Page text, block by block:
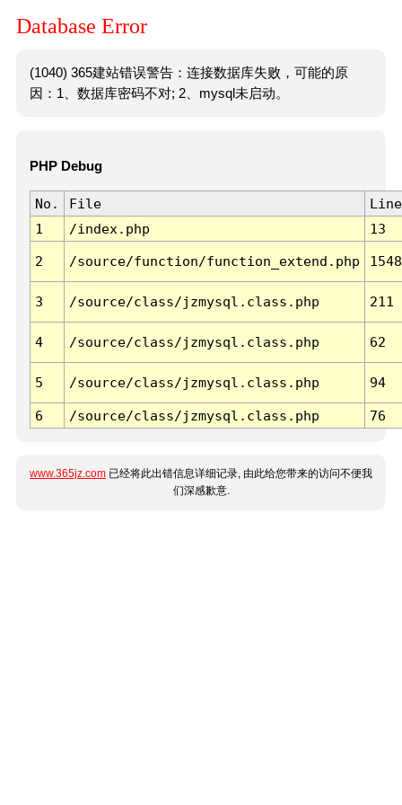
Database Error
(1040) 365建站错误警告：连接数据库失败，可能的原
因：1、数据库密码不对; 2、mysql未启动。
PHP Debug
No. File
Line
1
/index.php 13
2 /source/function/function_extend.php 1548
3 /source/class/jzmysql.class.php 211
4 /source/class/jzmysql.class.php 62
5 /source/class/jzmysql.class.php 94
6 /source/class/jzmysql.class.php 76
www.365jz.com 已经将此出错信息详细记录, 由此给您带来的访问不便我
们深感歉意.